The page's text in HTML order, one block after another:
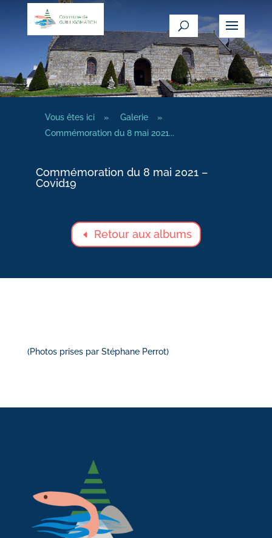
Vous êtes ici » Galerie
»
Commémoration du 8 mai 2021...
Commémoration du 8 mai 2021 –
Covid19
Retour aux albums
(Photos prises par Stéphane Perrot)